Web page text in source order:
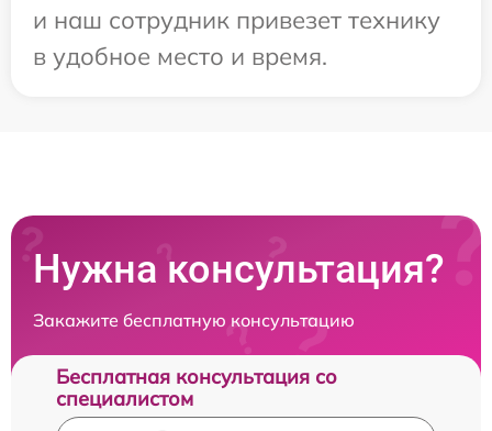
и наш сотрудник привезет технику
в удобное место и время.
Нужна консультация?
Закажите бесплатную консультацию
Бесплатная консультация со
специалистом